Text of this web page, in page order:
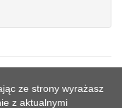
ze strony wyrażasz
z aktualnymi